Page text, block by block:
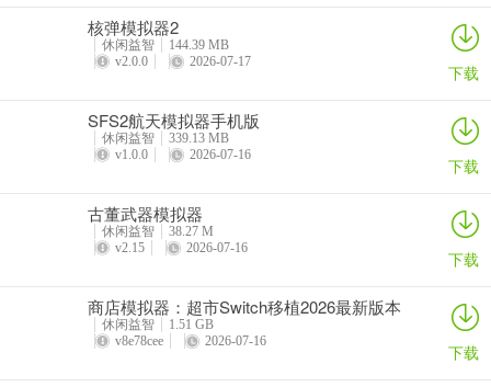
核弹模拟器2
休闲益智
144.39 MB
v2.0.0
2026-07-17 下载
SFS2航天模拟器手机版
休闲益智
339.13 MB
v1.0.0
2026-07-16 下载
古董武器模拟器
休闲益智
38.27 M
v2.15
2026-07-16 下载
商店模拟器：超市Switch移植2026最新版本
休闲益智
1.51 GB
v8e78cee
2026-07-16 下载